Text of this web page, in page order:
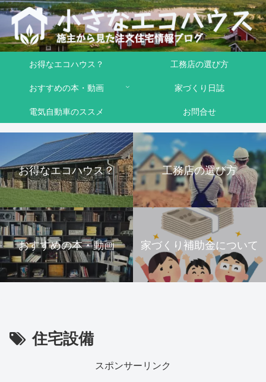
お得なエコハウス？
工務店の選び方
おすすめの本・動画
家づくり日誌
電気自動車のススメ
お問合せ
お得なエコハウス？ 工務店の選び方
おすすめの本・動画 家づくり補助金について
住宅設備
スポンサーリンク